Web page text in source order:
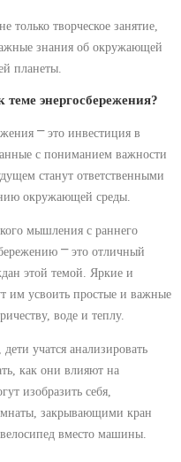
творческое занятие,
знания об окружающей
планеты.
энергосбережения?
⎻ это инвестиция в
с пониманием важности
станут ответственными
окружающей среды.
мышления с раннего
⎻ это отличный
этой темой. Яркие и
им усвоить простые и важные
воде и теплу.
учатся анализировать
как они влияют на
изобразить себя,
закрывающими кран
вместо машины.